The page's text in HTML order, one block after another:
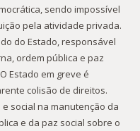
sendo impossível
pela atividade privada.
do Estado, responsável
ordem pública e paz
Estado em greve é
colisão de direitos.
social na manutenção da
e da paz social sobre o